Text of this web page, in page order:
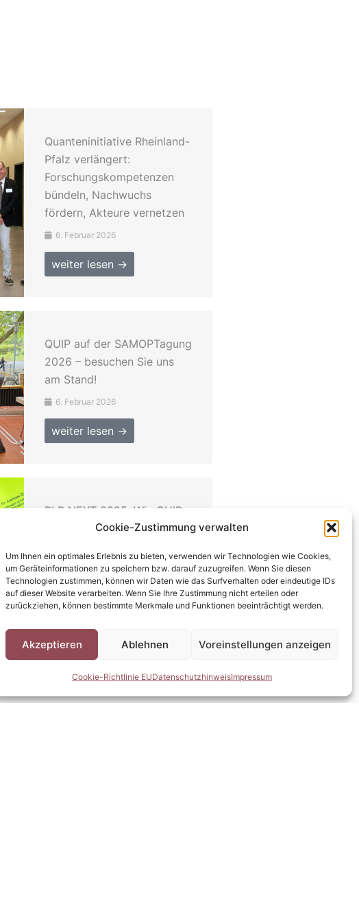
Cookie-Zustimmung verwalten
Um Ihnen ein optimales Erlebnis zu bieten, verwenden wir Technologien wie Cookies,
um Geräteinformationen zu speichern bzw. darauf zuzugreifen. Wenn Sie diesen
Technologien zustimmen, können wir Daten wie das Surfverhalten oder eindeutige IDs
auf dieser Website verarbeiten. Wenn Sie Ihre Zustimmung nicht erteilen oder
zurückziehen, können bestimmte Merkmale und Funktionen beeinträchtigt werden.
Akzeptieren Ablehnen Voreinstellungen anzeigen
Cookie-Richtlinie EUDatenschutzhinweisImpressum
Quanteninitiative Rheinland-
Pfalz verlängert:
Forschungskompetenzen
bündeln, Nachwuchs
fördern, Akteure vernetzen
6. Februar 2026
weiter lesen →
QUIP auf der SAMOPTagung
2026 – besuchen Sie uns
am Stand!
6. Februar 2026
weiter lesen →
RLP NEXT 2025: Wie QUIP
Rheinland-Pfalz als
Quantentechnologien stärkt
12. November 2025